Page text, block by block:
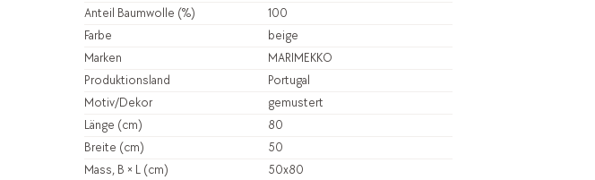
Anteil Baumwolle (%)
100
Farbe
beige
Marken
MARIMEKKO
Produktionsland
Portugal
Motiv/Dekor
gemustert
Länge (cm)
80
Breite (cm)
50
Mass, B × L (cm)
50x80